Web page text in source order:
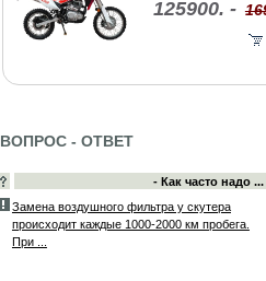
125900. -
ВОПРОС - ОТВЕТ
- Как часто надо ...
Замена воздушного фильтра у скутера
происходит каждые 1000-2000 км пробега.
При ...